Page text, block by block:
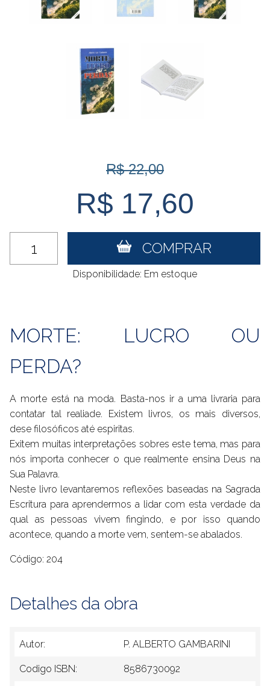
R$ 22,00
R$ 17,60
COMPRAR
Disponibilidade: Em estoque
MORTE: LUCRO OU
PERDA?
A morte está na moda. Basta-nos ir a uma livraria para
contatar tal realiade. Existem livros, os mais diversos,
dese filosóficos até espiritas.
Exitem muitas interpretações sobres este tema, mas para
nós importa conhecer o que realmente ensina Deus na
Sua Palavra.
Neste livro levantaremos reflexões baseadas na Sagrada
Escritura para aprendermos a lidar com esta verdade da
qual as pessoas vivem fingindo, e por isso quando
acontece, quando a morte vem, sentem-se abalados.
Código: 204
Detalhes da obra
Autor: P. ALBERTO GAMBARINI
Codigo ISBN: 8586730092